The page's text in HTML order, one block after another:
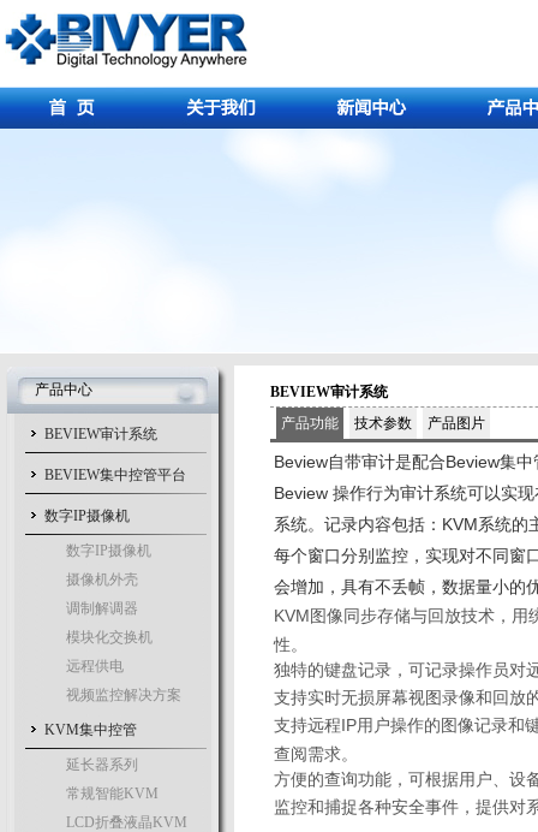
产品中心
BEVIEW审计系统
BEVIEW集中控管平台
数字IP摄像机
数字IP摄像机
摄像机外壳
调制解调器
模块化交换机
远程供电
视频监控解决方案
KVM集中控管
延长器系列
常规智能KVM
LCD折叠液晶KVM
BEVIEW审计系统
产品功能
技术参数 产品图片
Beview自带审计是配合Beview集
Beview 操作行为审计系统可以实
系统。记录内容包括：KVM系统
每个窗口分别监控，实现对不同窗
会增加，具有不丢帧，数据量小的
KVM图像同步存储与回放技术，
性。
独特的键盘记录，可记录操作员对
支持实时无损屏幕视图录像和回放
支持远程IP用户操作的图像记录和
查阅需求。
方便的查询功能，可根据用户、设
监控和捕捉各种安全事件，提供对